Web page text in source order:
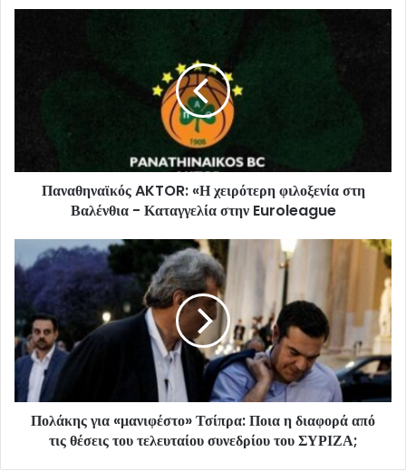
Παναθηναϊκός AKTOR: «Η χειρότερη φιλοξενία στη
Βαλένθια - Καταγγελία στην Euroleague
Πολάκης για «μανιφέστο» Τσίπρα: Ποια η διαφορά από
τις θέσεις του τελευταίου συνεδρίου του ΣΥΡΙΖΑ;